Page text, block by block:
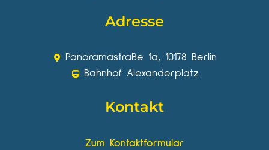
Adresse
Panoramastraße 1a, 10178 Berlin
Bahnhof Alexanderplatz
Kontakt
Zum Kontaktformular